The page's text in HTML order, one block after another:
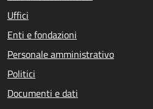
Uffici
Enti e fondazioni
Personale amministrativo
Politici
Documenti e dati